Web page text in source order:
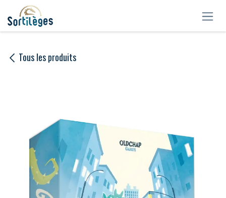
Se rendre au contenu
Tous les produits